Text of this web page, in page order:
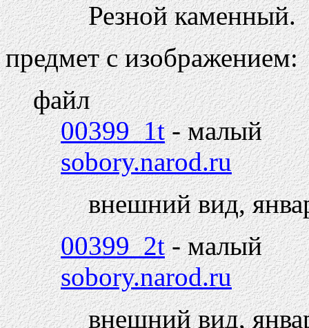
Резной каменный.
предмет с изображением:
файл
00399_1t- малый
sobory.narod.ru
внешний вид,
00399_2t- малый
sobory.narod.ru
внешний вид,